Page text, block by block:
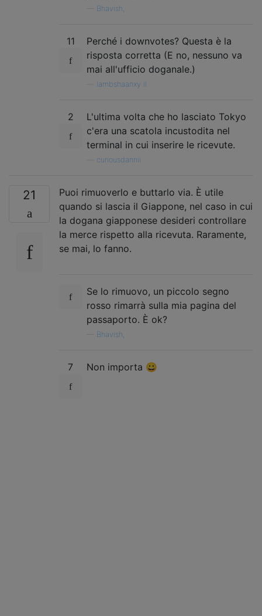
Bhavish,
11
Perché i downvotes? Questa è la
risposta corretta (E no, nessuno va
mai all'ufficio doganale.)
lambshaanxy il
2
L'ultima volta che ho lasciato Tokyo
c'era una scatola incustodita nel
terminal in cui inserire le ricevute.
curiousdannii
21
Puoi rimuoverlo e buttarlo via. È utile
quando si lascia il Giappone, nel caso in cui
la dogana giapponese desideri controllare
la merce rispetto alla ricevuta. Raramente,
se mai, lo fanno.
Se lo rimuovo, un piccolo segno
rosso rimarrà sulla mia pagina del
passaporto. È ok?
Bhavish,
7 Non importa 😀